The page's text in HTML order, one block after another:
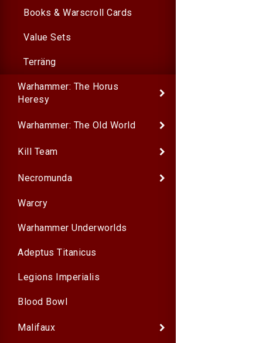
Books & Warscroll Cards
Value Sets
Terräng
Warhammer: The Horus
Heresy
Warhammer: The Old World
Kill Team
Necromunda
Warcry
Warhammer Underworlds
Adeptus Titanicus
Legions Imperialis
Blood Bowl
Malifaux